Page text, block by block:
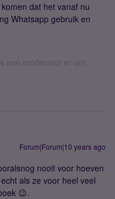
dat het vanaf nu
Whatsapp gebruik en
een moderator er om
Forum|Forum|10 years ago
nooit voor hoeven
als ze voor heel veel
😉.